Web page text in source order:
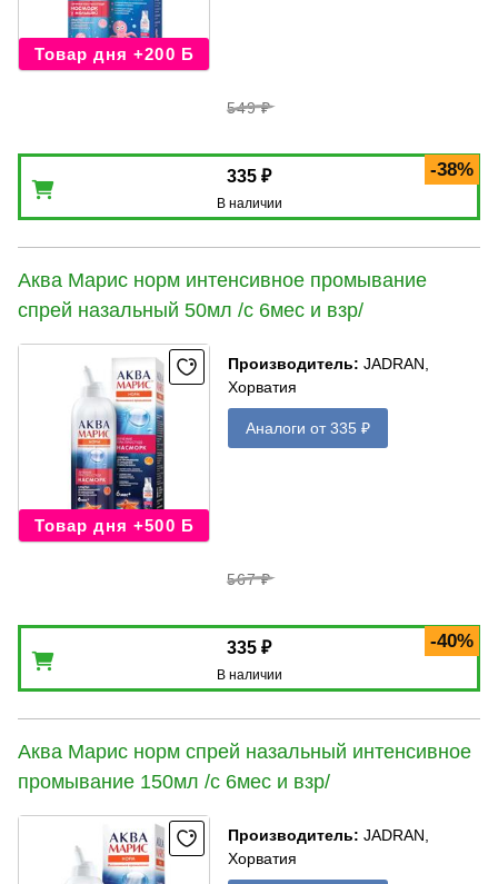
Товар дня +200 Б
549 ₽
-38%
335 ₽
В наличии
Аква Марис норм интенсивное промывание
спрей назальный 50мл /с 6мес и взр/
Товар дня +500 Б
Производитель:JADRAN,
Хорватия
Аналоги от 335 ₽
567 ₽
-40%
335 ₽
В наличии
Аква Марис норм спрей назальный интенсивное
промывание 150мл /с 6мес и взр/
Производитель:JADRAN,
Хорватия